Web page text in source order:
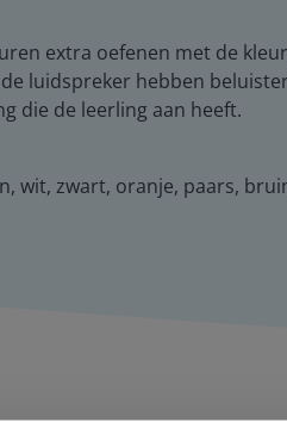
extra oefenen met de
luidspreker hebben
die de leerling aan heeft.
wit, zwart, oranje, paars,